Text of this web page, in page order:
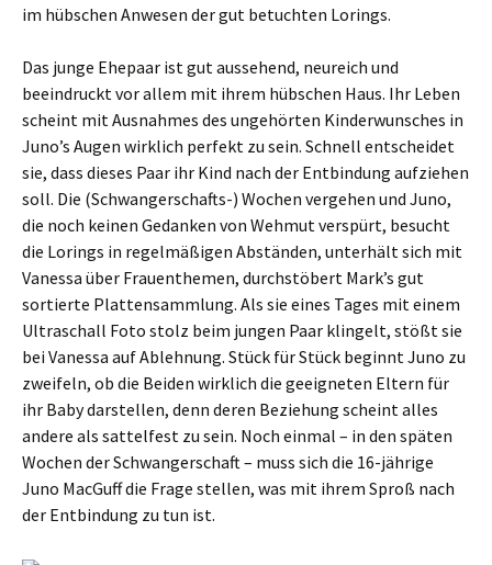
im hübschen Anwesen der gut betuchten Lorings.
Das junge Ehepaar ist gut aussehend, neureich und
beeindruckt vor allem mit ihrem hübschen Haus. Ihr Leben
scheint mit Ausnahmes des ungehörten Kinderwunsches in
Juno’s Augen wirklich perfekt zu sein. Schnell entscheidet
sie, dass dieses Paar ihr Kind nach der Entbindung aufziehen
soll. Die (Schwangerschafts-) Wochen vergehen und Juno,
die noch keinen Gedanken von Wehmut verspürt, besucht
die Lorings in regelmäßigen Abständen, unterhält sich mit
Vanessa über Frauenthemen, durchstöbert Mark’s gut
sortierte Plattensammlung. Als sie eines Tages mit einem
Ultraschall Foto stolz beim jungen Paar klingelt, stößt sie
bei Vanessa auf Ablehnung. Stück für Stück beginnt Juno zu
zweifeln, ob die Beiden wirklich die geeigneten Eltern für
ihr Baby darstellen, denn deren Beziehung scheint alles
andere als sattelfest zu sein. Noch einmal – in den späten
Wochen der Schwangerschaft – muss sich die 16-jährige
Juno MacGuff die Frage stellen, was mit ihrem Sproß nach
der Entbindung zu tun ist.